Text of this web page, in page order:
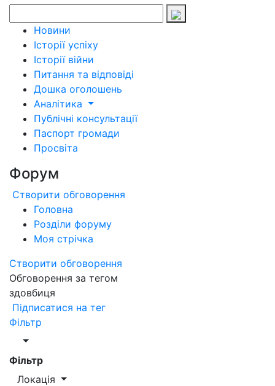
Новини
Історії успіху
Історії війни
Питання та відповіді
Дошка оголошень
Аналітика
Публічні консультації
Паспорт громади
Просвіта
Форум
Створити обговорення
Головна
Розділи форуму
Моя стрічка
Створити обговорення
Обговорення за тегом
здовбиця
Підписатися на тег
Фільтр
Фільтр
Локація